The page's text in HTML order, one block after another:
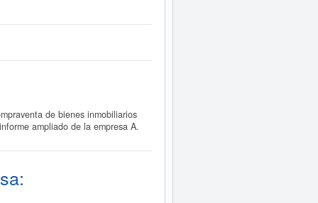
de bienes inmobiliarios
ampliado de la empresa A.